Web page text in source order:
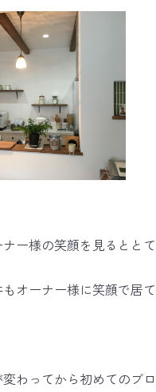
ー様の笑顔を見るとと
オーナー様に笑顔で居
わってから初めてのブ